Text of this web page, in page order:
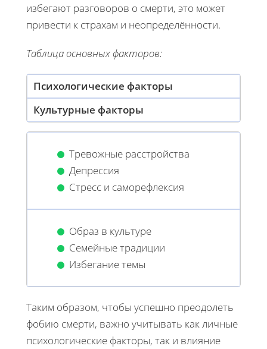
избегают разговоров о смерти, это может
привести к страхам и неопределённости.
Таблица основных факторов:
Психологические факторы
Культурные факторы
Тревожные расстройства
Депрессия
Стресс и саморефлексия
Образ в культуре
Семейные традиции
Избегание темы
Таким образом, чтобы успешно преодолеть
фобию смерти, важно учитывать как личные
психологические факторы, так и влияние